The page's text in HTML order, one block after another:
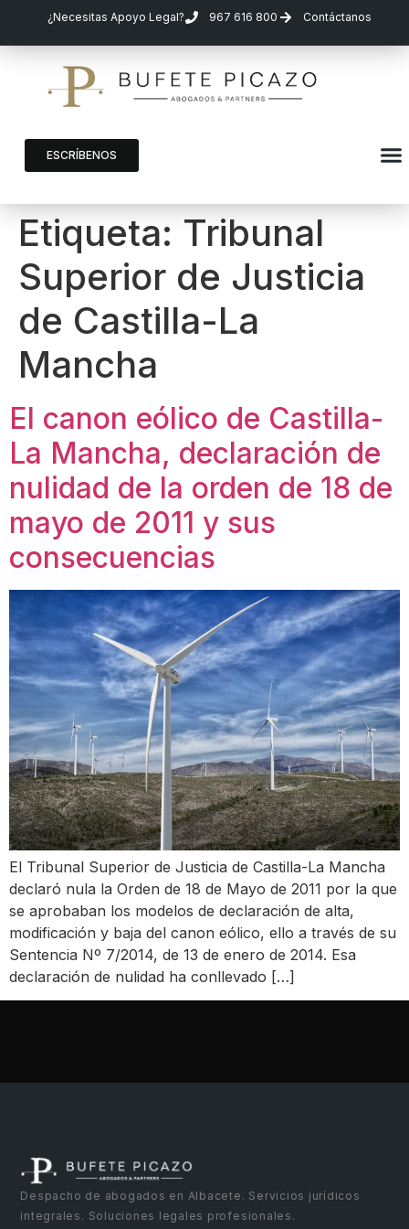
¿Necesitas Apoyo Legal? 967 616 800 Contáctanos
ESCRÍBENOS
Etiqueta: Tribunal
Superior de Justicia
de Castilla-La
Mancha
El canon eólico de Castilla-
La Mancha, declaración de
nulidad de la orden de 18 de
mayo de 2011 y sus
consecuencias
El Tribunal Superior de Justicia de Castilla-La Mancha
declaró nula la Orden de 18 de Mayo de 2011 por la que
se aprobaban los modelos de declaración de alta,
modificación y baja del canon eólico, ello a través de su
Sentencia Nº 7/2014, de 13 de enero de 2014. Esa
declaración de nulidad ha conllevado […]
Despacho de abogados en Albacete. Servicios jurídicos
integrales. Soluciones legales profesionales.